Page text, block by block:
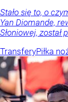
Stało się to, o
Yan Diomande,
Słoniowej, został
TransferyPiłka